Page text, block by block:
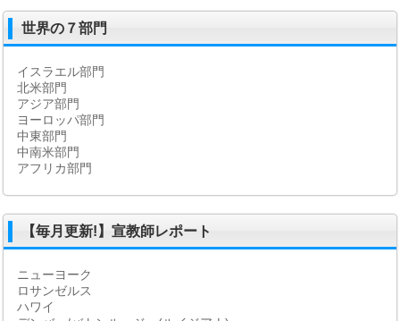
世界の７部門
イスラエル部門
北米部門
アジア部門
ヨーロッパ部門
中東部門
中南米部門
アフリカ部門
【毎月更新!】宣教師レポート
ニューヨーク
ロサンゼルス
ハワイ